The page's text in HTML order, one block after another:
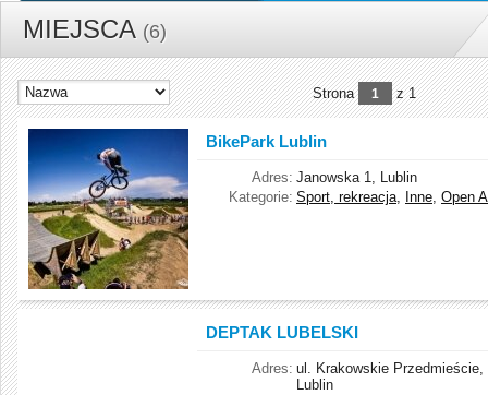
MIEJSCA (6)
Strona 1 z 1
BikePark Lublin
Adres: Janowska 1, Lublin
Kategorie: Sport, rekreacja, Inne, Open
DEPTAK LUBELSKI
Adres: ul. Krakowskie Przedmieście,
Lublin